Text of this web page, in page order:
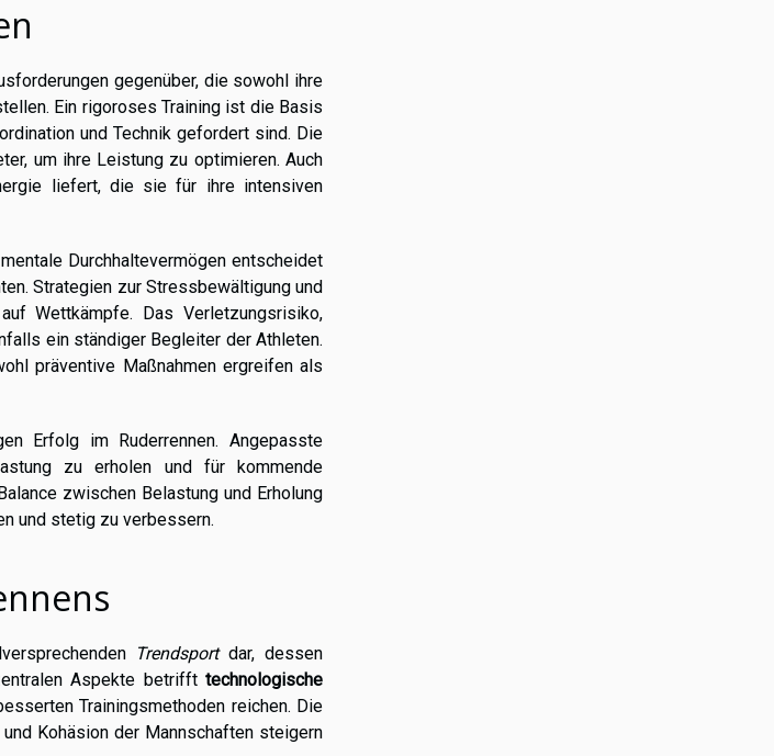
gegenüber, die sowohl ihre
Ein rigoroses Training ist die Basis
und Technik gefordert sind. Die
um ihre Leistung zu optimieren. Auch
liefert, die sie für ihre intensiven
Durchhaltevermögen entscheidet
Strategien zur Stressbewältigung und
Wettkämpfe. Das Verletzungsrisiko,
ein ständiger Begleiter der Athleten.
präventive Maßnahmen ergreifen als
Erfolg im Ruderrennen. Angepasste
zu erholen und für kommende
zwischen Belastung und Erholung
und stetig zu verbessern.
Trendsportdar, dessen
Aspekte betrifft technologische
Trainingsmethoden reichen. Die
Kohäsion der Mannschaften steigern